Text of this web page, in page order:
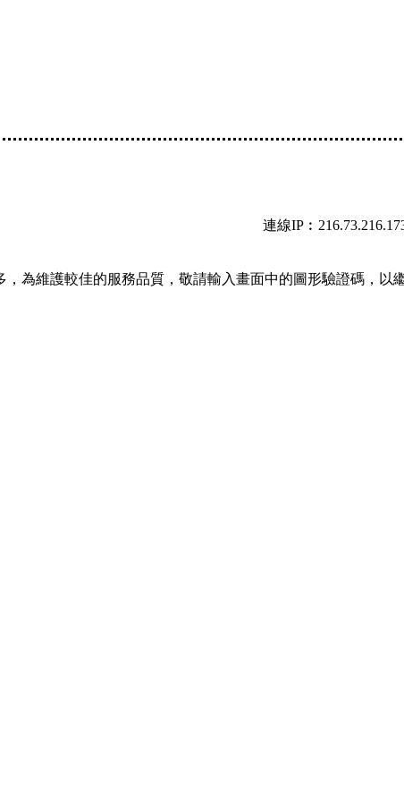
連線
為維護較佳的服務品質，敬請輸入畫面中的圖形驗證碼，以